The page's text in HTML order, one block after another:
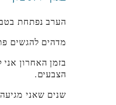
הערב נפתחת
מדהים להגשים
בזמן האחרון
הצבעים.
שנים שאני